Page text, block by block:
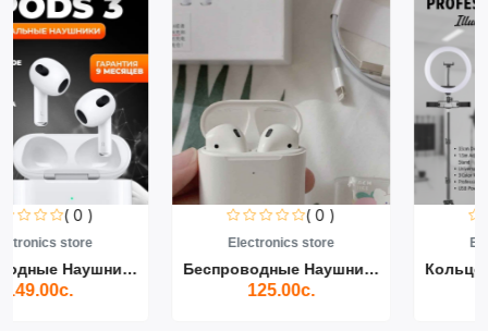
Electronics store
Беспроводные Наушники Air...
Electronics store
Кольцевой Светодиодный Св...